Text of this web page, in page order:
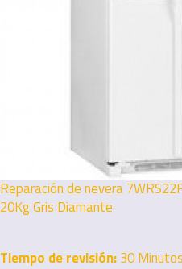
Reparación de nevera
20Kg Gris Diamante
Tiempo de revisión:30 Minutos